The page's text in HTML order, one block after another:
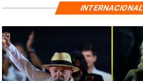
INTERNACIONAL